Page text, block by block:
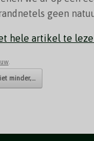
geen
hele artikel te
minder,…